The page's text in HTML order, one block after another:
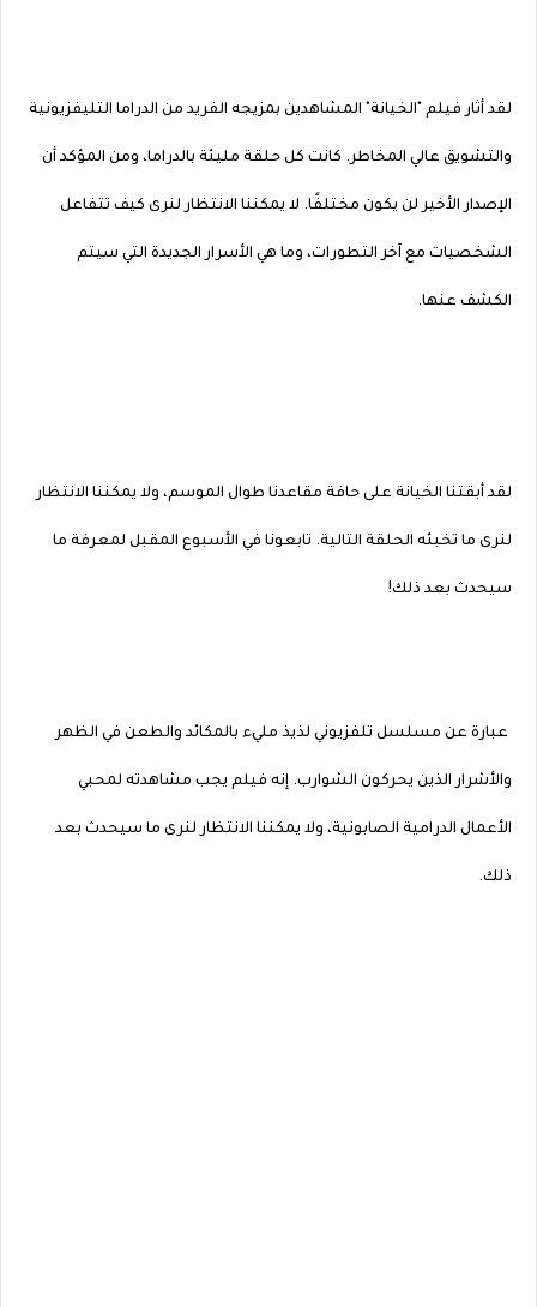
لقد أثار فيلم "الخيانة" المشاهدين بمزيجه الفريد من الدراما التليفزيونية
والتشويق عالي المخاطر. كانت كل حلقة مليئة بالدراما، ومن المؤكد أن
الإصدار الأخير لن يكون مختلفًا. لا يمكننا الانتظار لنرى كيف تتفاعل
الشخصيات مع آخر التطورات، وما هي الأسرار الجديدة التي سيتم
الكشف عنها.
لقد أبقتنا الخيانة على حافة مقاعدنا طوال الموسم، ولا يمكننا الانتظار
لنرى ما تخبئه الحلقة التالية. تابعونا في الأسبوع المقبل لمعرفة ما
سيحدث بعد ذلك!
عبارة عن مسلسل تلفزيوني لذيذ مليء بالمكائد والطعن في الظهر
والأشرار الذين يحركون الشوارب. إنه فيلم يجب مشاهدته لمحبي
الأعمال الدرامية الصابونية، ولا يمكننا الانتظار لنرى ما سيحدث بعد
ذلك.